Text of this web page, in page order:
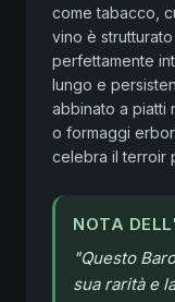
come tabacco,
vino è
perfettamente
lungo e
abbinato a piatti
o formaggi
celebra il terroir
NOTA
"Questo
sua rarità e